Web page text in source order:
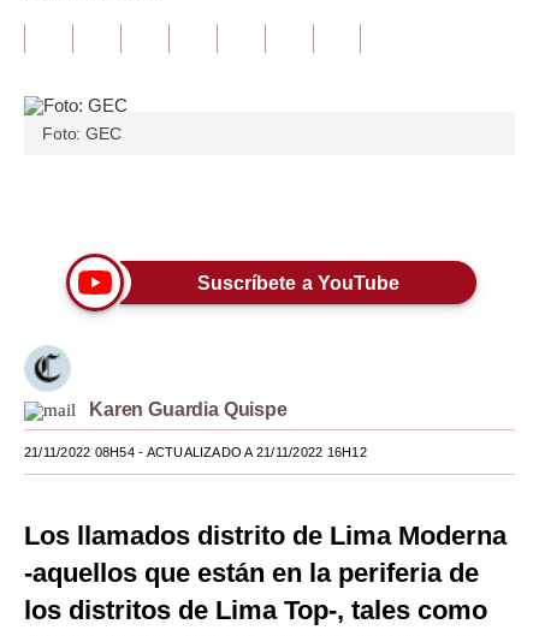
Pregunta de hoy
Lujo
Moda
Estilos
México
España
Foto: GEC
Suscríbete a YouTube
Karen Guardia Quispe
21/11/2022 08H54- ACTUALIZADO A 21/11/2022 16H12
Los llamados distrito de Lima Moderna
-aquellos que están en la periferia de
los distritos de Lima Top-, tales como